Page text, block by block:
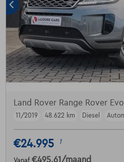
Land Rover Range Rover
11/2019
48.622 km Diesel
€24.995 1
Vanaf €495,61 /maand